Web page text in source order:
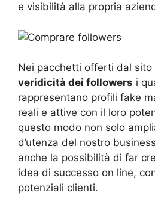
e visibilità alla propria
Nei pacchetti offerti dal sito
veridicità dei followers i
rappresentano profili fake
reali e attive con il loro
questo modo non solo
d’utenza del nostro
anche la possibilità di far
idea di successo on line,
potenziali clienti.